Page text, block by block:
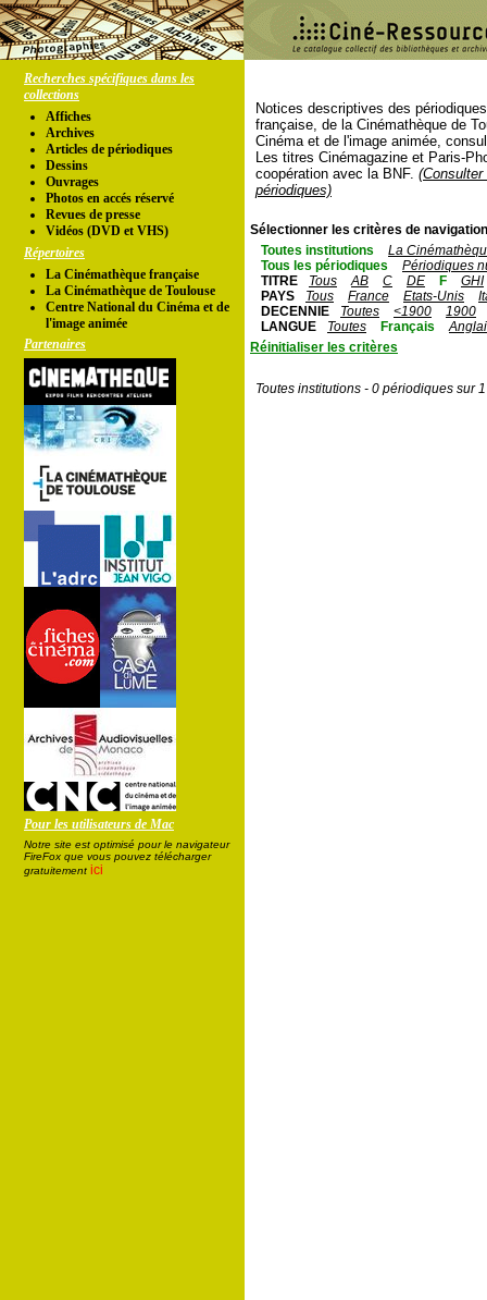
Recherches spécifiques dans les
collections
Affiches
Archives
Articles de périodiques
Dessins
Ouvrages
Photos en accés réservé
Revues de presse
Vidéos (DVD et VHS)
Répertoires
La Cinémathèque française
La Cinémathèque de Toulouse
Centre National du Cinéma et de
l'image animée
Partenaires
Pour les utilisateurs de Mac
Notre site est optimisé pour le navigateur
FireFox que vous pouvez télécharger
gratuitement ici
Notices descriptives des
française, de la Cinémathèque de
Cinéma et de l'image animée,
Les titres Cinémagazine et Paris-
coopération avec la BNF.
périodiques)
Sélectionner les critères de
Toutes institutions
La
Tous les périodiques
Périodiques
TITRE
Tous AB C DE F
GHI
PAYS
Tous France Etats-Unis
DECENNIE
Toutes <1900
1900
LANGUE
Toutes Français
Réinitialiser les critères
Toutes institutions - 0 périodiques sur